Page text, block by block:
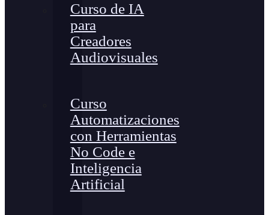
Curso de IA
para
Creadores
Audiovisuales
Curso
Automatizaciones
con Herramientas
No Code e
Inteligencia
Artificial